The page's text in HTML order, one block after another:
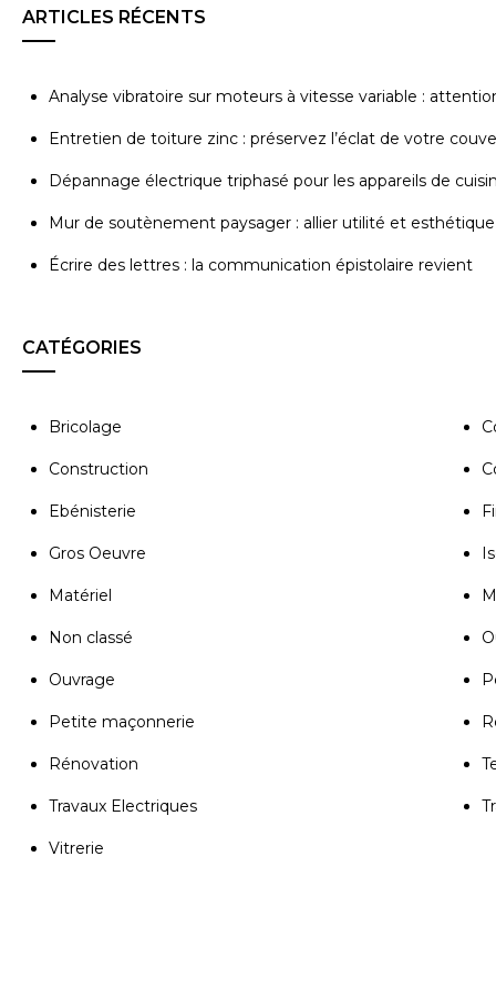
ARTICLES RÉCENTS
Analyse vibratoire sur moteurs à vitesse variable :
Entretien de toiture zinc : préservez l’éclat de votre
Dépannage électrique triphasé pour les appareils de
Mur de soutènement paysager : allier utilité et esthétique
Écrire des lettres : la communication épistolaire revient
CATÉGORIES
Bricolage
Construction
Ebénisterie
Gros Oeuvre
Matériel
Non classé
Ouvrage
Petite maçonnerie
Rénovation
Travaux Electriques
Vitrerie